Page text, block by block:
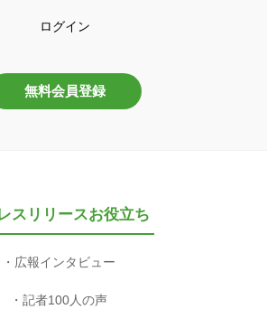
ログイン
無料会員登録
スリリースお役立ち
広報インタビュー
記者100人の声